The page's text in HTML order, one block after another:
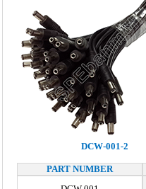
DCW-001-2
PART NUMBER